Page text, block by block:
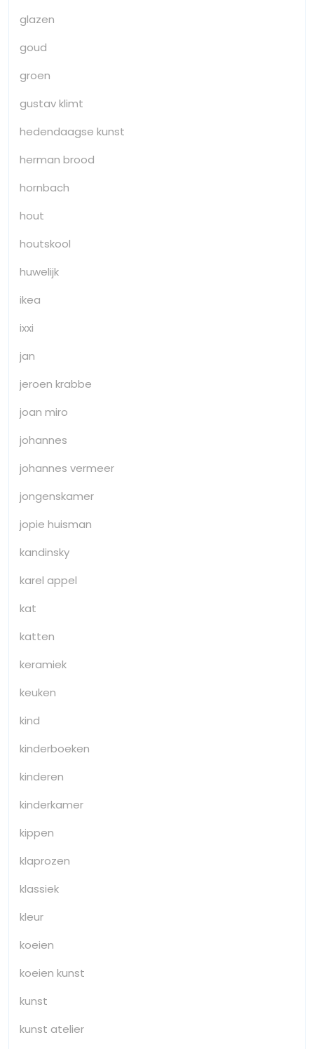
glazen
goud
groen
gustav klimt
hedendaagse kunst
herman brood
hornbach
hout
houtskool
huwelijk
ikea
ixxi
jan
jeroen krabbe
joan miro
johannes
johannes vermeer
jongenskamer
jopie huisman
kandinsky
karel appel
kat
katten
keramiek
keuken
kind
kinderboeken
kinderen
kinderkamer
kippen
klaprozen
klassiek
kleur
koeien
koeien kunst
kunst
kunst atelier